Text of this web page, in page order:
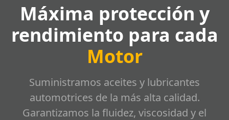
Máxima protección y
rendimiento para cada
Motor
Suministramos aceites y lubricantes
automotrices de la más alta calidad.
Garantizamos la fluidez, viscosidad y el